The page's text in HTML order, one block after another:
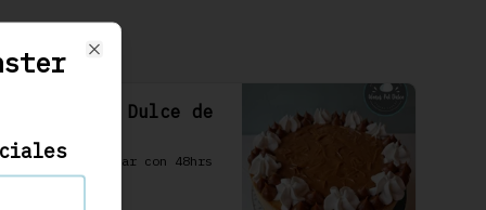
Cheesecake Dulce de
Leche 22cm
Se debe solicitar con 48hrs
hábiles.